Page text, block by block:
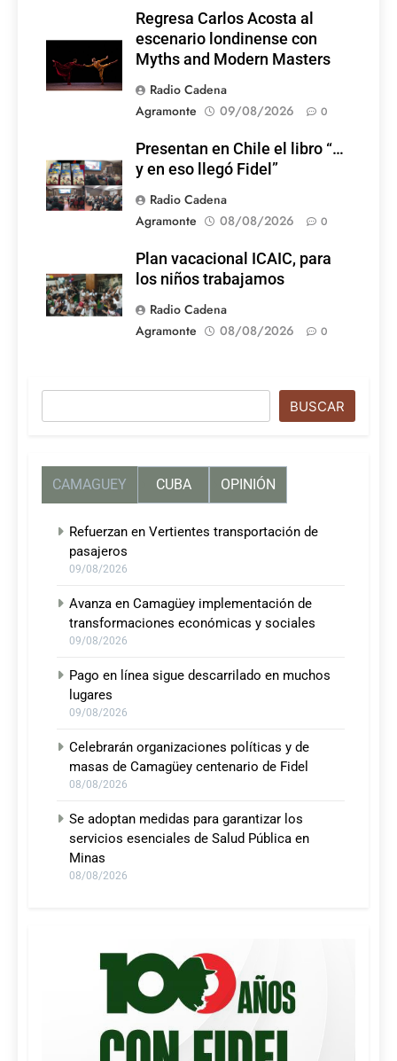
Regresa Carlos Acosta al
escenario londinense con
Myths and Modern Masters
Radio Cadena
Agramonte
09/08/2026 0
Presentan en Chile el libro “…
y en eso llegó Fidel”
Radio Cadena
Agramonte
08/08/2026 0
Plan vacacional ICAIC, para
los niños trabajamos
Radio Cadena
Agramonte
08/08/2026 0
BUSCAR
CAMAGUEY CUBA OPINIÓN
Refuerzan en Vertientes transportación de
pasajeros
09/08/2026
Avanza en Camagüey implementación de
transformaciones económicas y sociales
09/08/2026
Pago en línea sigue descarrilado en muchos
lugares
09/08/2026
Celebrarán organizaciones políticas y de
masas de Camagüey centenario de Fidel
08/08/2026
Se adoptan medidas para garantizar los
servicios esenciales de Salud Pública en
Minas
08/08/2026